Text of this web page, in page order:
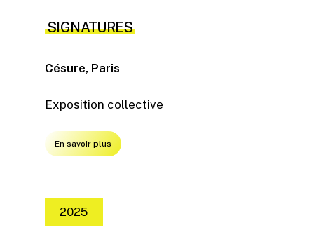
SIGNATURES
Césure, Paris
Exposition collective
En savoir plus
2025